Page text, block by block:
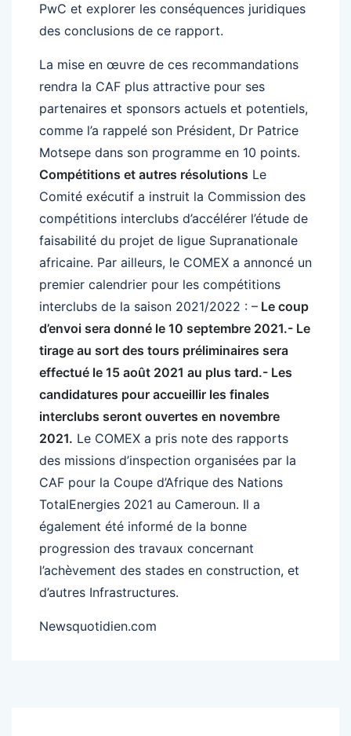
PwC et explorer les conséquences juridiques
des conclusions de ce rapport.
La mise en œuvre de ces recommandations
rendra la CAF plus attractive pour ses
partenaires et sponsors actuels et potentiels,
comme l’a rappelé son Président, Dr Patrice
Motsepe dans son programme en 10 points.
Compétitions et autres résolutions Le
Comité exécutif a instruit la Commission des
compétitions interclubs d’accélérer l’étude de
faisabilité du projet de ligue Supranationale
africaine. Par ailleurs, le COMEX a annoncé un
premier calendrier pour les compétitions
interclubs de la saison 2021/2022 : – Le coup
d’envoi sera donné le 10 septembre 2021.- Le
tirage au sort des tours préliminaires sera
effectué le 15 août 2021 au plus tard.- Les
candidatures pour accueillir les finales
interclubs seront ouvertes en novembre
2021. Le COMEX a pris note des rapports
des missions d’inspection organisées par la
CAF pour la Coupe d’Afrique des Nations
TotalEnergies 2021 au Cameroun. Il a
également été informé de la bonne
progression des travaux concernant
l’achèvement des stades en construction, et
d’autres Infrastructures.
Newsquotidien.com